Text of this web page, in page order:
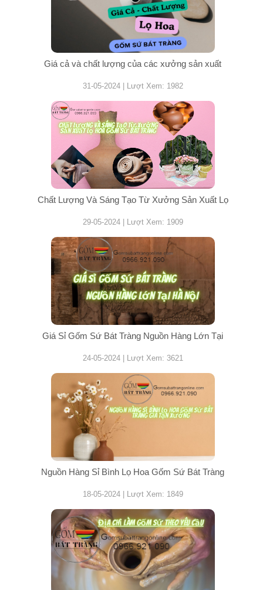
Giá cả và chất lượng của các xưởng sản xuất
31-05-2024 | Lượt Xem: 1982
Chất Lượng Và Sáng Tạo Từ Xưởng Sản Xuất Lọ
29-05-2024 | Lượt Xem: 1909
Giá Sỉ Gốm Sứ Bát Tràng Nguồn Hàng Lớn Tại
24-05-2024 | Lượt Xem: 3621
Nguồn Hàng Sỉ Bình Lọ Hoa Gốm Sứ Bát Tràng
18-05-2024 | Lượt Xem: 1849